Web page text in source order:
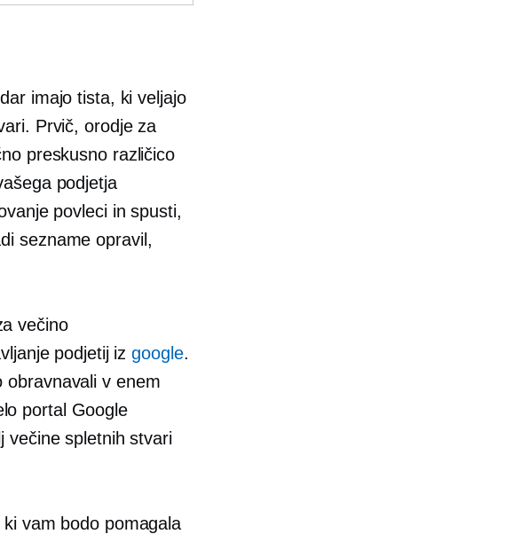
imajo tista, ki veljajo
Prvič, orodje za
preskusno različico
podjetja
povleci in spusti,
sezname opravil,
večino
podjetij izgoogle.
obravnavali v enem
portal Google
večine spletnih stvari
vam bodo pomagala